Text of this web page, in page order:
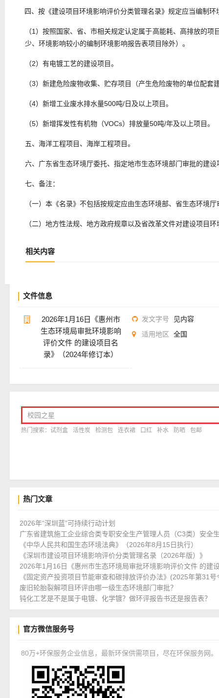
四、按《建设项目环境影响评价分类管理名录》规定应当编制环
（1）按照国家、省、市相关规定认定属于高能耗、高排放的
少、环境影响较小的编制环境影响报告表项目除外）。
（2）有电镀工艺的建设项目。
（3）新建危险废物收集、贮存项目（产生危险废物的单位配
（4） 新增工业废水排水量500吨/日 及以上项目。
（5） 新增挥发性有机物（VOCs）排放量50吨/年及以上项目。
五、 海洋工程项目 、海岸工程项目。
六、广东省生态环境厅委托、指定地市生态环境部门审批的建设
七、 备注：
（一） 本《名录》不包括按规定应由生态环境部、省生态环境
（二） 地方性法规、地方政府规章以及省改革文件对建设项目
相关内容
文件信息
2026年1月16日《惠州市
生态环境局审批环境影响
评价文件 的建设项目名
录》（2024年修订本）
发文字号
见内容
适用地区
全国
热门文章
2026年“深圳蓝”可持续行动计划
广东省建筑施工企业综合类专职安全生产管理人员（C3类）安全
《中华人民共和国生态环境法典》（2026年8月15日执行）
《深圳市建设项目环境影响评价分类管理名录（2026年版）》
2026年1月16日《惠州市生态环境局审批环境影响评价文件 的建
《固定资产投资项目节能审查和碳排放评价办法》(2025年第31号
废旧轮胎裂解项目环评由哪一级生态环境部门审批？
钝化工艺是不是属于电镀、化学镀？做环评报告书还是报告表？
官方微信服务号
80万+环保服务企业信息，最新环保供需项目，尽在环保服务网。